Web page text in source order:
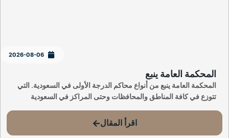
2026-08-06
المحكمة العامة ينبع
المحكمة العامة ينبع من أنواع محاكم الدرجة الأولى في السعودية. التي
تتوزع في كافة المناطق والمحافظات وحتى المراكز في السعودية
اقرأ المقال